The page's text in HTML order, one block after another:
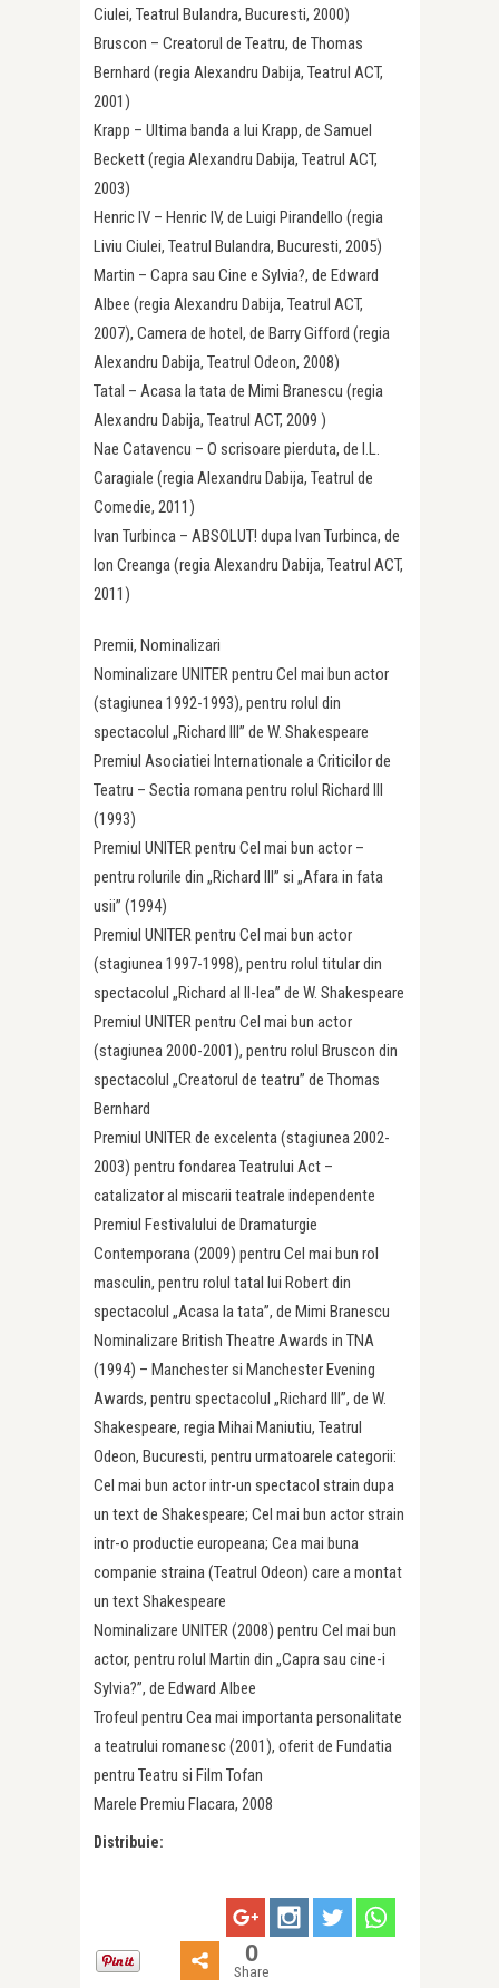
Ciulei, Teatrul Bulandra, Bucuresti, 2000)
Bruscon – Creatorul de Teatru, de Thomas
Bernhard (regia Alexandru Dabija, Teatrul ACT,
2001)
Krapp – Ultima banda a lui Krapp, de Samuel
Beckett (regia Alexandru Dabija, Teatrul ACT,
2003)
Henric IV – Henric IV, de Luigi Pirandello (regia
Liviu Ciulei, Teatrul Bulandra, Bucuresti, 2005)
Martin – Capra sau Cine e Sylvia?, de Edward
Albee (regia Alexandru Dabija, Teatrul ACT,
2007), Camera de hotel, de Barry Gifford (regia
Alexandru Dabija, Teatrul Odeon, 2008)
Tatal – Acasa la tata de Mimi Branescu (regia
Alexandru Dabija, Teatrul ACT, 2009 )
Nae Catavencu – O scrisoare pierduta, de I.L.
Caragiale (regia Alexandru Dabija, Teatrul de
Comedie, 2011)
Ivan Turbinca – ABSOLUT! dupa Ivan Turbinca, de
Ion Creanga (regia Alexandru Dabija, Teatrul ACT,
2011)
Premii, Nominalizari
Nominalizare UNITER pentru Cel mai bun actor
(stagiunea 1992-1993), pentru rolul din
spectacolul „Richard III” de W. Shakespeare
Premiul Asociatiei Internationale a Criticilor de
Teatru – Sectia romana pentru rolul Richard III
(1993)
Premiul UNITER pentru Cel mai bun actor –
pentru rolurile din „Richard III” si „Afara in fata
usii” (1994)
Premiul UNITER pentru Cel mai bun actor
(stagiunea 1997-1998), pentru rolul titular din
spectacolul „Richard al II-lea” de W. Shakespeare
Premiul UNITER pentru Cel mai bun actor
(stagiunea 2000-2001), pentru rolul Bruscon din
spectacolul „Creatorul de teatru” de Thomas
Bernhard
Premiul UNITER de excelenta (stagiunea 2002-
2003) pentru fondarea Teatrului Act –
catalizator al miscarii teatrale independente
Premiul Festivalului de Dramaturgie
Contemporana (2009) pentru Cel mai bun rol
masculin, pentru rolul tatal lui Robert din
spectacolul „Acasa la tata”, de Mimi Branescu
Nominalizare British Theatre Awards in TNA
(1994) – Manchester si Manchester Evening
Awards, pentru spectacolul „Richard III”, de W.
Shakespeare, regia Mihai Maniutiu, Teatrul
Odeon, Bucuresti, pentru urmatoarele categorii:
Cel mai bun actor intr-un spectacol strain dupa
un text de Shakespeare; Cel mai bun actor strain
intr-o productie europeana; Cea mai buna
companie straina (Teatrul Odeon) care a montat
un text Shakespeare
Nominalizare UNITER (2008) pentru Cel mai bun
actor, pentru rolul Martin din „Capra sau cine-i
Sylvia?”, de Edward Albee
Trofeul pentru Cea mai importanta personalitate
a teatrului romanesc (2001), oferit de Fundatia
pentru Teatru si Film Tofan
Marele Premiu Flacara, 2008
Distribuie:
0
Share